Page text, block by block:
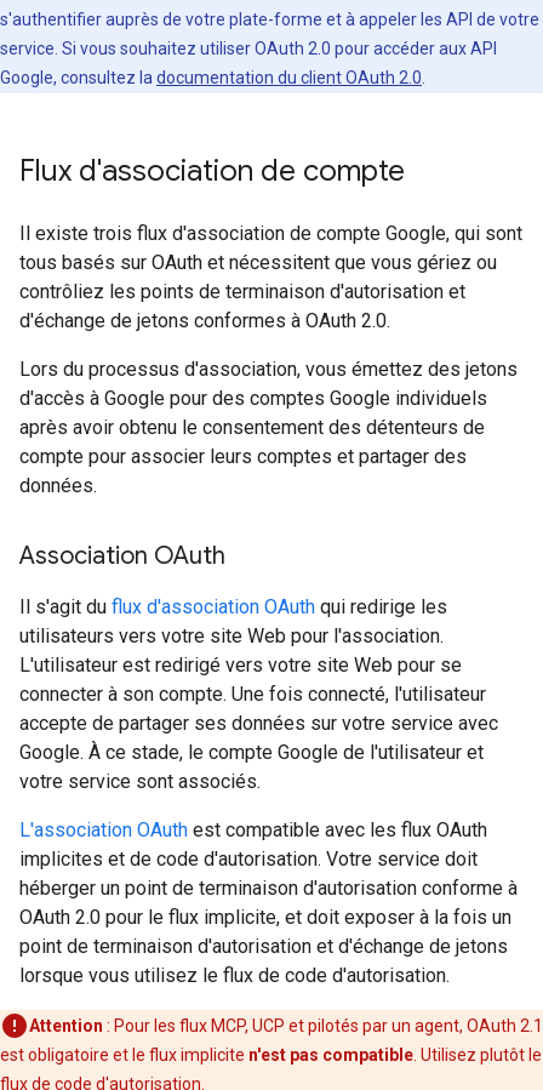
s'authentifier auprès de votre plate-forme et à appeler les API de votre
service. Si vous souhaitez utiliser OAuth 2.0 pour accéder aux API
Google, consultez la documentation du client OAuth 2.0
Flux d'association de compte
Il existe trois flux d'association de compte Google, qui sont
tous basés sur OAuth et nécessitent que vous gériez ou
contrôliez les points de terminaison d'autorisation et
d'échange de jetons conformes à OAuth 2.0.
Lors du processus d'association, vous émettez des jetons
d'accès à Google pour des comptes Google individuels
après avoir obtenu le consentement des détenteurs de
compte pour associer leurs comptes et partager des
données.
Association OAuth
Il s'agit du flux d'association OAuth qui redirige les
utilisateurs vers votre site Web pour l'association.
L'utilisateur est redirigé vers votre site Web pour se
connecter à son compte. Une fois connecté, l'utilisateur
accepte de partager ses données sur votre service avec
Google. À ce stade, le compte Google de l'utilisateur et
votre service sont associés.
L'association OAuth est compatible avec les flux OAuth
implicites et de code d'autorisation. Votre service doit
héberger un point de terminaison d'autorisation conforme à
OAuth 2.0 pour le flux implicite, et doit exposer à la fois un
point de terminaison d'autorisation et d'échange de jetons
lorsque vous utilisez le flux de code d'autorisation.
Attention : Pour les flux MCP, UCP et pilotés par un agent, OAuth 2.1
est obligatoire et le flux implicite n'est pas compatible . Utilisez plutôt le
flux de code d'autorisation.